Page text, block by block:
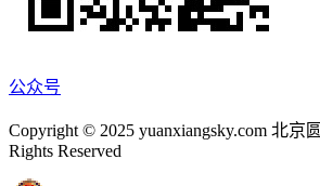
公众号
Copyright © 2025 yuanxiangsky.com 北
Rights Reserved